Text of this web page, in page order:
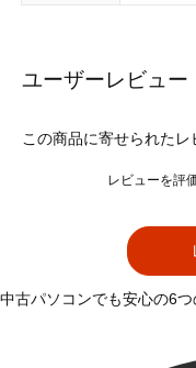
ユーザーレビュー
この商品に寄せられたレ
レビューを評
中古パソコンでも安心の6つ